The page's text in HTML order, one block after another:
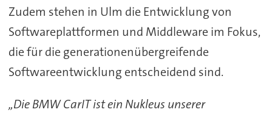
Zudem stehen in Ulm die Entwicklung von
Softwareplattformen und Middleware im Fokus,
die für die generationenübergreifende
Softwareentwicklung entscheidend sind.
„Die BMW CarIT ist ein Nukleus unserer